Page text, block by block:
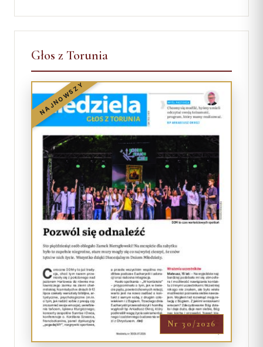
Głos z Torunia
NAJNOWSZY
Nr 30/2026